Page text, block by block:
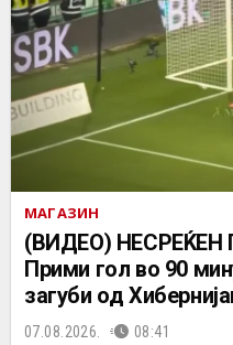
МАГАЗИН
(ВИДЕО)
Прими гол во 90
загуби од
07.08.2026. 08:41